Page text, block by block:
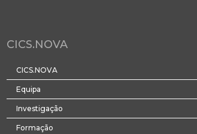
CICS.NOVA
CICS.NOVA
Equipa
Investigação
Formação